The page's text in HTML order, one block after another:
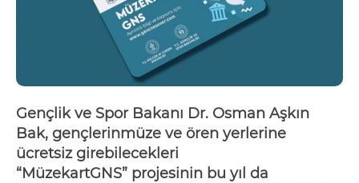
Gençlik ve Spor Bakanı Dr. Osman Aşkın
Bak, gençlerinmüze ve ören yerlerine
ücretsiz girebilecekleri
“MüzekartGNS” projesinin bu yıl da